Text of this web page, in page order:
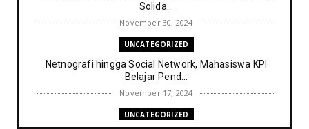
Solida...
November 30, 2024
UNCATEGORIZED
Netnografi hingga Social Network, Mahasiswa KPI
Belajar Pend...
November 17, 2024
UNCATEGORIZED